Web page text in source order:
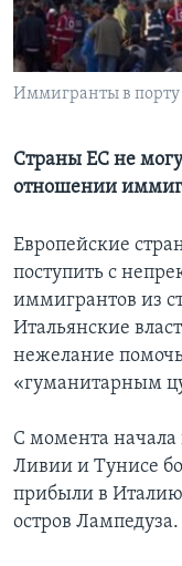
Learning English
СОЦИАЛЬНЫЕ СЕТИ
Иммигранты в порту
Страны ЕС не
отношении
Европейские
поступить с
иммигрантов из
Итальянские
нежелание
«гуманитарным
С момента начала
Ливии и Тунисе
прибыли в
остров Лампедуза.